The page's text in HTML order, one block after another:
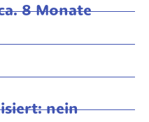
8 Monate
nein